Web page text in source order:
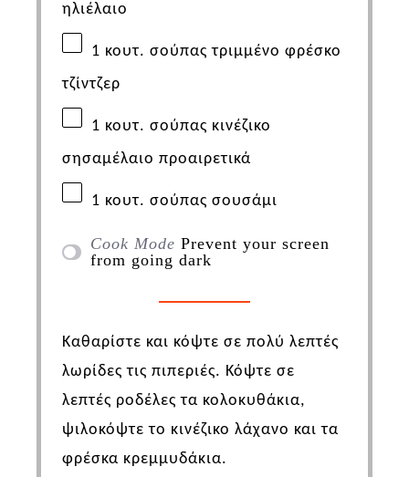
ηλιέλαιο
1 κουτ. σούπας τριμμένο φρέσκο
τζίντζερ
1 κουτ. σούπας κινέζικο
σησαμέλαιο προαιρετικά
1 κουτ. σούπας σουσάμι
Cook Mode Prevent your screen
from going dark
Καθαρίστε και κόψτε σε πολύ λεπτές
λωρίδες τις πιπεριές. Κόψτε σε
λεπτές ροδέλες τα κολοκυθάκια,
ψιλοκόψτε το κινέζικο λάχανο και τα
φρέσκα κρεμμυδάκια.